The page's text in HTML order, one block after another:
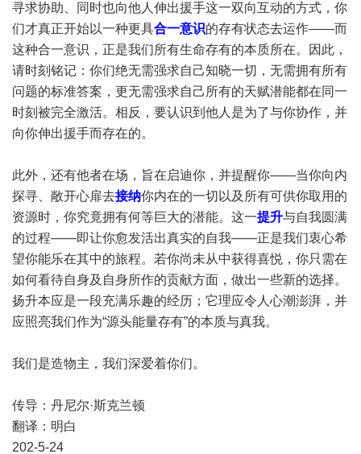
寻求协助、同时也向他人伸出援手这一双向互动的方式，你
们才真正开始以一种更具合一意识的存有状态去运作——而
这种合一意识，正是我们所有生命存有的本质所在。因此，
请时刻铭记：你们绝无需强求自己知晓一切，无需拥有所有
问题的标准答案，更无需强求自己所有的天赋潜能都在同一
时刻被完全激活。相反，要认识到他人是为了与你协作，并
向你伸出援手而存在的。
此外，还有他者在场，旨在启迪你，并提醒你——当你向内
探寻、敞开心扉去接纳你内在的一切以及所有可供你取用的
资源时，你究竟拥有何等巨大的潜能。这一提升与自我圆满
的过程——即让你愈发活出真实的自我——正是我们衷心希
望你能乐在其中的旅程。若你尚未从中获得喜悦，你只需在
如何看待自身及自身所作的贡献方面，做出一些新的选择。
扬升本应是一段充满乐趣的经历；它理应令人心潮澎湃，并
应照亮我们作为“源头能量存有”的本质与真我。
我们是造物主，我们深爱着你们。
传导：丹尼尔·斯克兰顿
翻译：明白
202-5-24